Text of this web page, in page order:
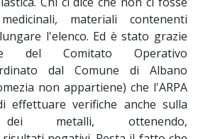
materiali contenenti
l'elenco. Ed è stato grazie
del Comitato Operativo
dal Comune di Albano
non appartiene) che l'ARPA
effettuare verifiche anche sulla
dei metalli, ottenendo,